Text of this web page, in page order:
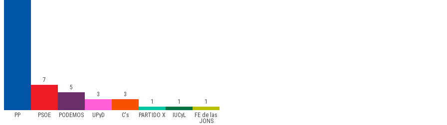
PP PSOE PODEMOS UPyD C's PARTIDO X IUCyL
FE de las
JONS
7
5
3
3
1
1 1